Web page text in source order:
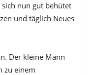
sich nun gut behütet
und täglich Neues
Der kleine Mann
zu einem